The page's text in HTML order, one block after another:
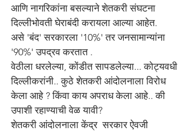
आणि नागरिकांना बसल्याने शेतकरी संघटना
दिल्लीभोवती घेराबंदी करायला आल्या आहेत.
असे 'बंद' सरकारला '10%' तर जनसामान्यांना
'90%' उपद्रव करतात .
वेठीला धरलेल्या, कोंडीत सापडलेल्या... कोट्यवधी
दिल्लीकरांनी.. कुठे शेतकरी आंदोलनाला विरोध
केला आहे ? किंवा काय अपराध केला आहे.. की
उपाशी रहाण्याची वेळ यावी?
शेतकरी आंदोलनाला केंद्र  सरकार ऐवजी